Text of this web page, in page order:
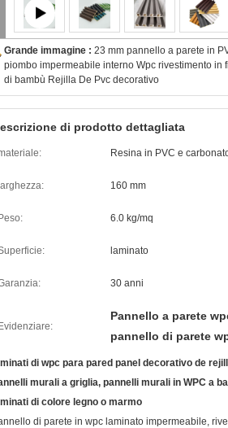
Grande immagine : 23 mm pannello a parete in
piombo impermeabile interno Wpc rivestimento in
di bambù Rejilla De Pvc decorativo
di prodotto dettagliata
Resina in PVC e
larghezza: 160 mm
Peso: 6.0 kg/mq
laminato
30 anni
Evidenziare:
Pannello a parete
pannello di parete
di wpc para pared panel decorativo de
murali a griglia, pannelli murali in WPC a
di colore legno o marmo
di parete in wpc laminato impermeabile,